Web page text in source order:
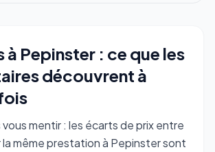
à Pepinster : ce que les
découvrent à
vous mentir : les écarts de prix entre
la même prestation à Pepinster sont